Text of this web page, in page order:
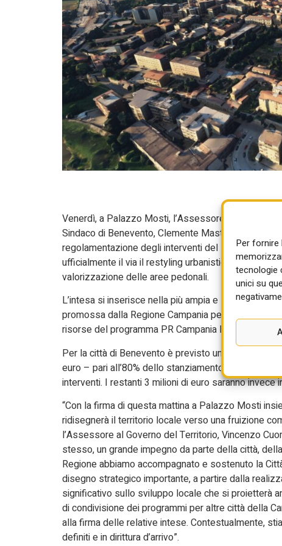
Per fornire
tecnologie
unici su
Venerdì, a Palazzo Mosti, l’Assessore al Governo
Sindaco di Benevento, Clemente Mastella, hanno
regolamentazione degli interventi del PRIUS
ufficialmente il via il restyling urbanistico della città
valorizzazione delle aree pedonali.
L’intesa si inserisce nella più ampia e serrata
promossa dalla Regione Campania per la
risorse del programma PR Campania FESR 2021/
Per la città di Benevento è previsto un
euro – pari all’80% dello stanziamento,
interventi. I restanti 3 milioni di euro saranno
“Con la firma di questa mattina a Palazzo Mosti
ridisegnerà il territorio locale verso una fruizione
l’Assessore al Governo del Territorio, Vincenzo
stesso, un grande impegno da parte della città,
Regione abbiamo accompagnato e sostenuto la
disegno strategico importante, a partire dalla
significativo sullo sviluppo locale che si proietterà
di condivisione dei programmi per altre città della
alla firma delle relative intese. Contestualmente,
definiti e in dirittura d’arrivo”.